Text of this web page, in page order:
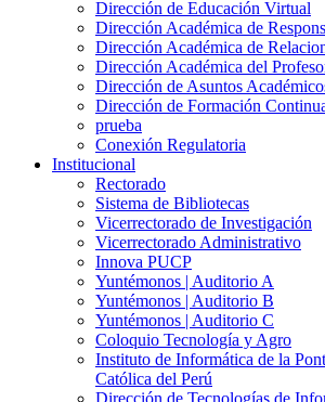
Dirección de Educación Virtual
Dirección Académica de
Dirección Académica de
Dirección Académica del
Dirección de Asuntos
Dirección de Formación
prueba
Conexión Regulatoria
Institucional
Rectorado
Sistema de Bibliotecas
Vicerrectorado de Investigación
Vicerrectorado Administrativo
Innova PUCP
Yuntémonos | Auditorio A
Yuntémonos | Auditorio B
Yuntémonos | Auditorio C
Coloquio Tecnología y Agro
Instituto de Informática de la
Católica del Perú
Dirección de Tecnologías de